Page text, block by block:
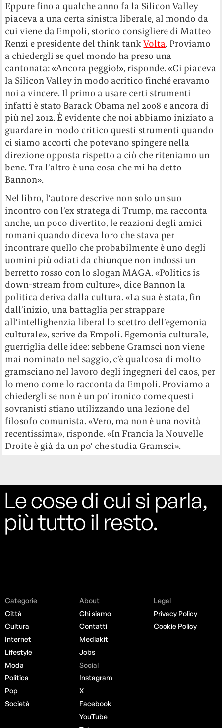
Eppure fino a qualche anno fa la Silicon Valley
piaceva a una certa sinistra liberale, al mondo da
cui viene da Empoli, storico consigliere di Matteo
Renzi e presidente del think tankVolta. Proviamo
a chiedergli se quel mondo ha preso una
cantonata: «Ancora peggio!», risponde. «Ci piaceva
la Silicon Valley in modo acritico finché eravamo
noi a vincere. Il primo a usare certi strumenti
infatti è stato Barack Obama nel 2008 e ancora di
più nel 2012. È evidente che noi abbiamo iniziato a
guardare in modo critico questi strumenti quando
ci siamo accorti che potevano spingere nella
direzione opposta rispetto a ciò che riteniamo un
bene. Tra l’altro è una cosa che mi ha detto
Bannon».
Nel libro, l’autore descrive non solo un suo
incontro con l’ex stratega di Trump, ma racconta
anche, un poco divertito, le reazioni degli amici
romani quando diceva loro che stava per
incontrare quello che probabilmente è uno degli
uomini più odiati da chiunque non indossi un
berretto rosso con lo slogan MAGA. «Politics is
down-stream from culture», dice Bannon la
politica deriva dalla cultura. «La sua è stata, fin
dall’inizio, una battaglia per strappare
all’intellighenzia liberal lo scettro dell’egemonia
culturale», scrive da Empoli. Egemonia culturale,
guerriglia delle idee: sebbene Gramsci non viene
mai nominato nel saggio, c’è qualcosa di molto
gramsciano nel lavoro degli ingegneri del caos, per
lo meno come lo racconta da Empoli. Proviamo a
chiedergli se non è un po’ ironico come questi
sovranisti stiano utilizzando una lezione del
filosofo comunista. «Vero, ma non è una novità
recentissima», risponde. «In Francia la Nouvelle
Droite è già da un po’ che studia Gramsci».
Le cose di cui si parla,
più tutto il resto.
Categorie
Città
Cultura
Internet
Lifestyle
Moda
Politica
Pop
Società
About
Chi siamo
Contatti
Mediakit
Jobs
Social
Instagram
X
Facebook
YouTube
Legal
Privacy Policy
Cookie Policy